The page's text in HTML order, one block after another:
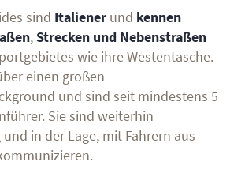
sind Italienerund kennen
,Strecken und Nebenstraßen
wie ihre Westentasche.
einen großen
und sind seit mindestens 5
Sie sind weiterhin
in der Lage, mit Fahrern aus